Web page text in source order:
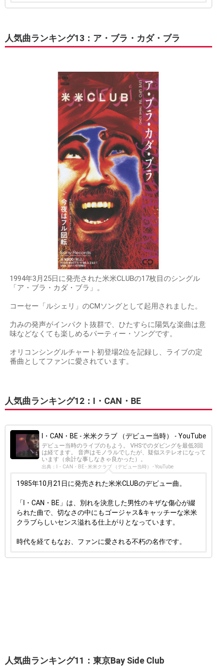
人気曲ランキング13：ア・ブラ・カダ・ブラ
1994年3月25日に発売された米米CLUBの17枚目のシングル
「ア・ブラ・カダ・ブラ」。
コーセー「ルシェリ」のCMソングとして起用されました。
力みの発声がインパクト抜群で、ひたすらに陽気な楽曲は意
味などなくても楽しめるパーティー・ソングです。
オリコンシングルチャート初登場2位を記録し、ライブの定
番曲としてファンに愛されています。
人気曲ランキング12：I・CAN・BE
I・CAN・BE - 米米クラブ （デビュー当時） - YouTube
デビュー当時のライブのもよう。 VHSでのダビングを最低3回
は経てます。 音声はモノラルでしたが、疑似ステレオになって
います（余計な事しなきゃ良かった）。
出典：I・CAN・BE - 米米クラブ （デビュー当時） - YouTube
1985年10月21日に発売された米米CLUBのデビュー曲。
「I・CAN・BE」は、別れを決意した男性のキザな傷心が綴
られた曲で、切なさの中にもゴージャス&キャッチーな米米
クラブらしいセンス溢れる仕上がりとなっています。
時代を経てもなお、ファンに愛される不朽の名作です。
人気曲ランキング11：東京Bay Side Club